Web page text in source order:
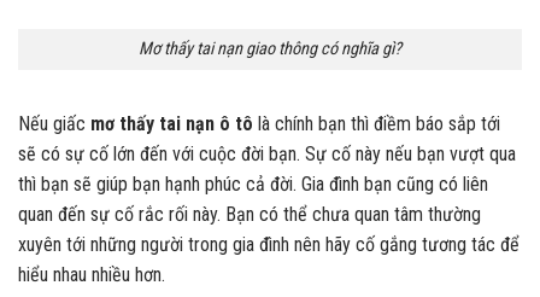
Mơ thấy tai nạn giao thông có nghĩa gì?
Nếu giấc mơ thấy tai nạn ô tô là chính bạn thì điềm báo sắp tới
sẽ có sự cố lớn đến với cuộc đời bạn. Sự cố này nếu bạn vượt qua
thì bạn sẽ giúp bạn hạnh phúc cả đời. Gia đình bạn cũng có liên
quan đến sự cố rắc rối này. Bạn có thể chưa quan tâm thường
xuyên tới những người trong gia đình nên hãy cố gắng tương tác để
hiểu nhau nhiều hơn.